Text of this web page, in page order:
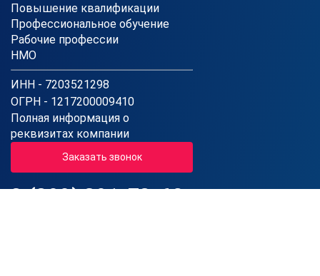
Повышение квалификации
Профессиональное обучение
Рабочие профессии
НМО
ИНН - 7203521298
ОГРН - 1217200009410
Полная информация о
реквизитах компании
Заказать звонок
8 (800) 301-78-62